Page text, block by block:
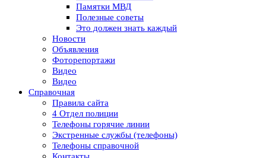
Памятки МВД
Полезные советы
Это должен знать каждый
Новости
Объявления
Фоторепортажи
Видео
Видео
Справочная
Правила сайта
4 Отдел полиции
Телефоны горячие линии
Экстренные службы (телефоны)
Телефоны справочной